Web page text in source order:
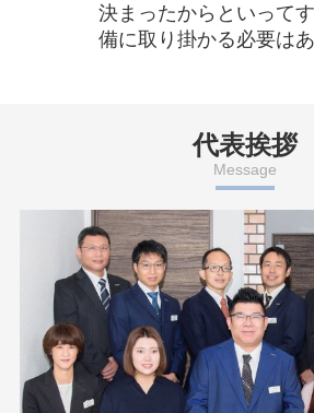
決まったからといって
備に取り掛かる必要はあ
代表挨拶
Message